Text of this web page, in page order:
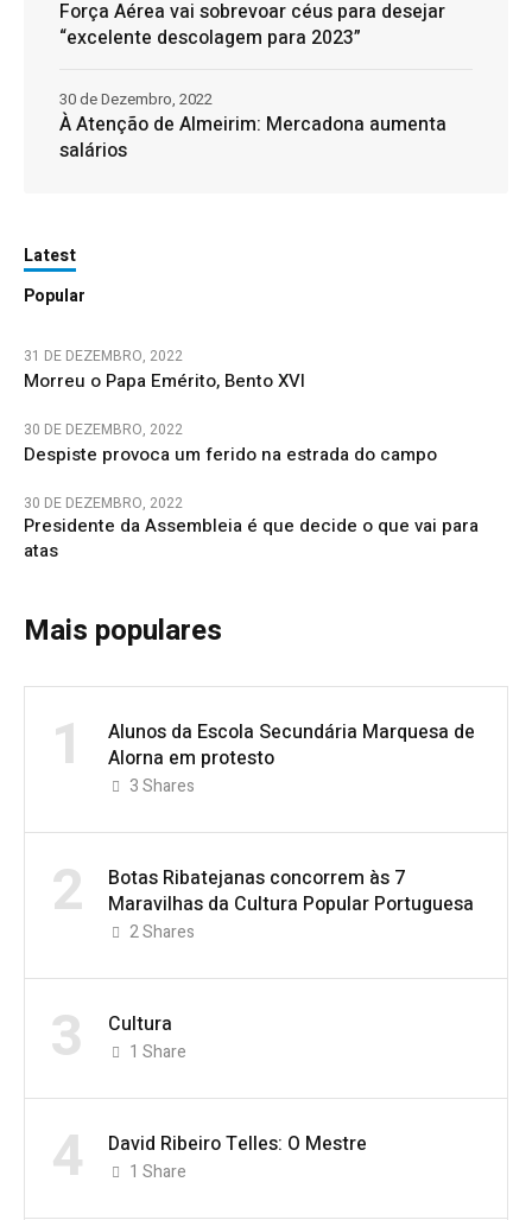
Força Aérea vai sobrevoar céus para desejar
“excelente descolagem para 2023”
À Atenção de Almeirim: Mercadona aumenta
salários
30 de Dezembro, 2022
Latest
Popular
31 DE DEZEMBRO, 2022
Morreu o Papa Emérito, Bento XVI
30 DE DEZEMBRO, 2022
Despiste provoca um ferido na estrada do campo
30 DE DEZEMBRO, 2022
Presidente da Assembleia é que decide o que vai para
atas
Mais populares
1
Alunos da Escola Secundária Marquesa de
Alorna em protesto
3Shares
2
Botas Ribatejanas concorrem às 7
Maravilhas da Cultura Popular Portuguesa
2Shares
3 Cultura
1 Share
4 David Ribeiro Telles: O Mestre
1 Share